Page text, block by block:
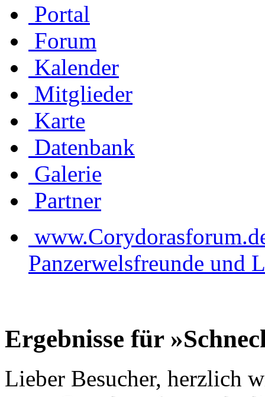
Portal
Forum
Kalender
Mitglieder
Karte
Datenbank
Galerie
Partner
Panzerwelsfreunde und
Ergebnisse für
Lieber Besucher, herzlich